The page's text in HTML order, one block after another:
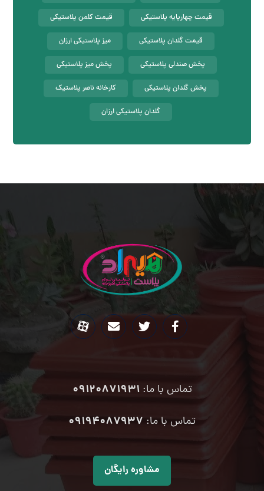
قیمت چهارپایه پلاستیکی قیمت کلمن پلاستیکی
قیمت گلدان پلاستیکی میز پلاستیکی ارزان
پخش صندلی پلاستیکی پخش میز پلاستیکی
پخش گلدان پلاستیکی کارخانه ناصر پلاستیک
گلدان پلاستیکی ارزان
تماس با ما:09120871931
تماس با ما: ۰۹۱۹۴۰۸۷۹۳۷
مشاوره رایگان